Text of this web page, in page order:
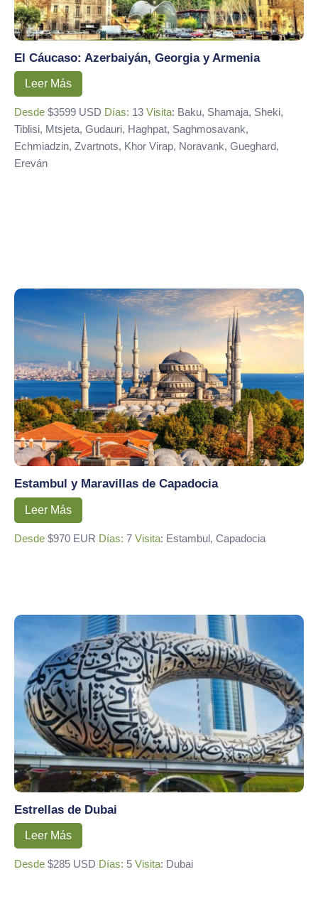
El Cáucaso: Azerbaiyán, Georgia y Armenia
Leer Más
Desde $3599 USD Días: 13 Visita: Baku, Shamaja, Sheki,
Tiblisi, Mtsjeta, Gudauri, Haghpat, Saghmosavank,
Echmiadzin, Zvartnots, Khor Virap, Noravank, Gueghard,
Ereván
Estambul y Maravillas de Capadocia
Leer Más
Desde $970 EUR Días: 7 Visita: Estambul, Capadocia
Estrellas de Dubai
Leer Más
Desde $285 USD Días: 5 Visita: Dubai